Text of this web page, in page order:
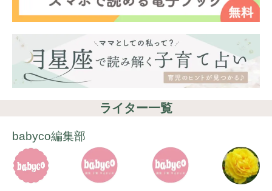
ライター一覧
babyco編集部